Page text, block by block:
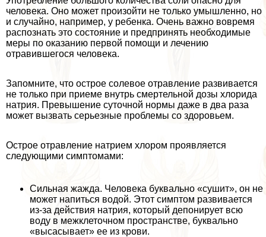
человека. Оно может произойти не только умышленно, но
и случайно, например, у ребенка. Очень важно вовремя
распознать это состояние и предпринять необходимые
меры по оказанию первой помощи и лечению
отравившегося человека.
Запомните, что острое солевое отравление развивается
не только при приеме внутрь cмepтельной дозы хлорида
натрия. Превышение суточной нормы даже в два раза
может вызвать серьезные проблемы со здоровьем.
Острое отравление натрием хлором проявляется
следующими симптомами:
Сильная жажда. Человека буквально «сушит», он не
может напиться водой. Этот симптом развивается
из-за действия натрия, который депонирует всю
воду в межклеточном прострaнcтве, буквально
«высасывает» ее из крови.